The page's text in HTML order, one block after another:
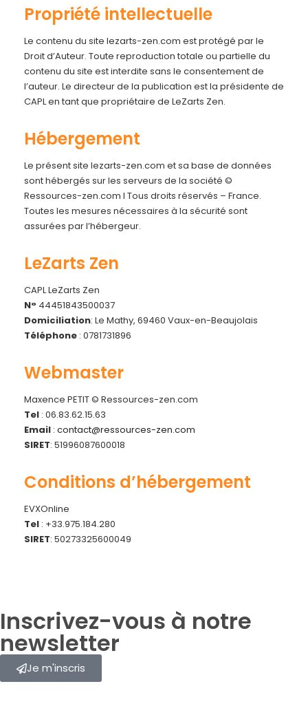
Propriété intellectuelle
Le contenu du site lezarts-zen.com est protégé par le
Droit d’Auteur. Toute reproduction totale ou partielle du
contenu du site est interdite sans le consentement de
l’auteur. Le directeur de la publication est la présidente de
CAPL en tant que propriétaire de LeZarts Zen.
Hébergement
Le présent site lezarts-zen.com et sa base de données
sont hébergés sur les serveurs de la société ©
Ressources-zen.com I Tous droits réservés – France.
Toutes les mesures nécessaires à la sécurité sont
assurées par l’hébergeur.
LeZarts Zen
CAPL LeZarts Zen
N° 44451843500037
Domiciliation: Le Mathy, 69460 Vaux-en-Beaujolais
Téléphone : 0781731896
Webmaster
Maxence PETIT © Ressources-zen.com
Tel : 06.83.62.15.63
Email : contact@ressources-zen.com
SIRET: 51996087600018
Conditions d’hébergement
EVXOnline
Tel : +33.975.184.280
SIRET: 50273325600049
Inscrivez-vous à notre
newsletter
Je m'inscris